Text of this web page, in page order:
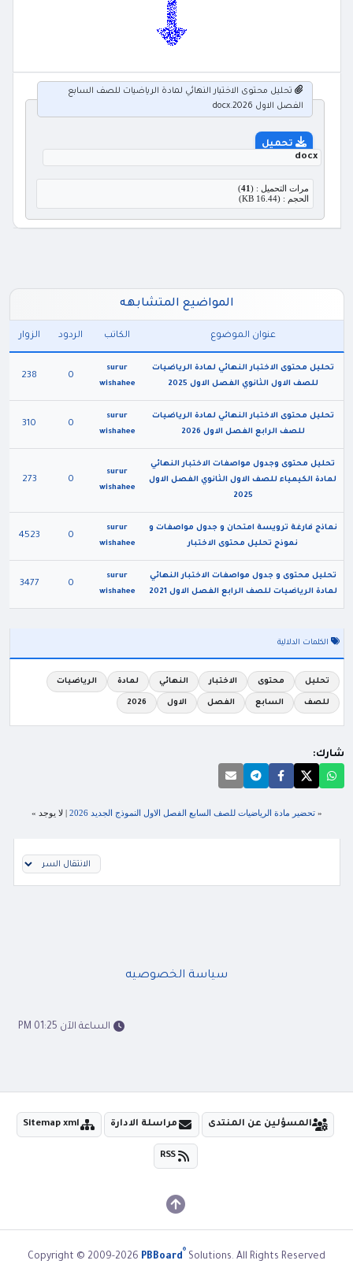
تحليل محتوى الاختبار النهائي لمادة الرياضيات للصف السابع
الفصل الاول 2026.docx
تحميل
docx
مرات التحميل : (41
)
الحجم : (16.44 KB)
المواضيع المتشابهه
عنوان الموضوع الكاتب الردود الزوار
تحليل محتوى الاختبار النهائي لمادة الرياضيات
للصف الاول الثانوي الفصل الاول 2025
surur
wishahee
0
238
تحليل محتوى الاختبار النهائي لمادة الرياضيات
للصف الرابع الفصل الاول 2026
surur
wishahee
0
310
تحليل محتوى وجدول مواصفات الاختبار النهائي
لمادة الكيمياء للصف الاول الثانوي الفصل الاول
2025
surur
wishahee
0
273
نماذج فارغة ترويسة امتحان و جدول مواصفات و
نموذج تحليل محتوى الاختبار
surur
wishahee
0
4523
تحليل محتوى و جدول مواصفات الاختبار النهائي
لمادة الرياضيات للصف الرابع الفصل الاول 2021
surur
wishahee
0
3477
الكلمات الدلالية
تحليل محتوى الاختبار النهائي لمادة الرياضيات
للصف السابع الفصل الاول 2026
شارك:
«تحضير مادة الرياضيات للصف السابع الفصل الاول النموذج الجديد 2026 | لا يوجد »
سياسة الخصوصيه
الساعة الآن 01:25 PM
المسؤلين عن المنتدى مراسلة الادارة Sitemap xml
RSS
Copyright © 2009-2026 PBBoard® Solutions. All Rights Reserved